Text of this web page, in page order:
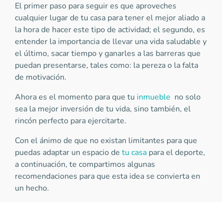
El primer paso para seguir es que aproveches
cualquier lugar de tu casa para tener el mejor aliado a
la hora de hacer este tipo de actividad; el segundo, es
entender la importancia de llevar una vida saludable y
el último, sacar tiempo y ganarles a las barreras que
puedan presentarse, tales como: la pereza o la falta
de motivación.
Ahora es el momento para que tu inmueble no solo
sea la mejor inversión de tu vida, sino también, el
rincón perfecto para ejercitarte.
Con el ánimo de que no existan limitantes para que
puedas adaptar un espacio de tu casa para el deporte,
a continuación, te compartimos algunas
recomendaciones para que esta idea se convierta en
un hecho.